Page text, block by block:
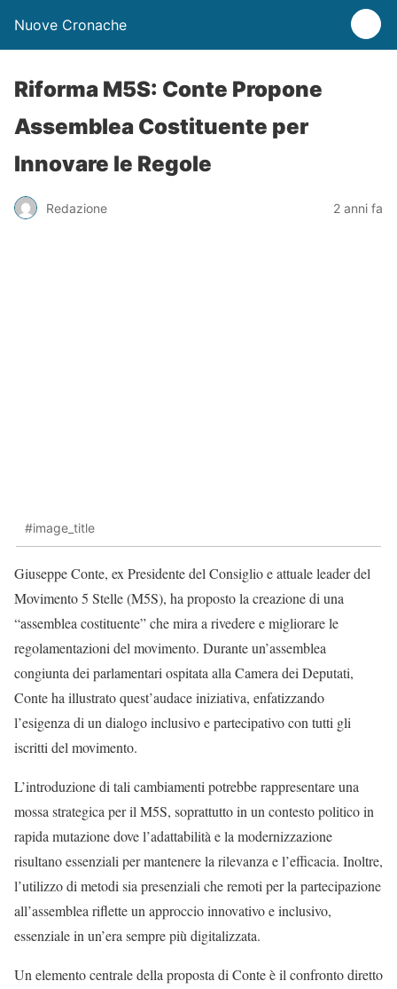
Nuove Cronache
Riforma M5S: Conte Propone
Assemblea Costituente per
Innovare le Regole
Redazione 2 anni fa
#image_title
Giuseppe Conte, ex Presidente del Consiglio e attuale leader del
Movimento 5 Stelle (M5S), ha proposto la creazione di una
“assemblea costituente” che mira a rivedere e migliorare le
regolamentazioni del movimento. Durante un’assemblea
congiunta dei parlamentari ospitata alla Camera dei Deputati,
Conte ha illustrato quest’audace iniziativa, enfatizzando
l’esigenza di un dialogo inclusivo e partecipativo con tutti gli
iscritti del movimento.
L’introduzione di tali cambiamenti potrebbe rappresentare una
mossa strategica per il M5S, soprattutto in un contesto politico in
rapida mutazione dove l’adattabilità e la modernizzazione
risultano essenziali per mantenere la rilevanza e l’efficacia. Inoltre,
l’utilizzo di metodi sia presenziali che remoti per la partecipazione
all’assemblea riflette un approccio innovativo e inclusivo,
essenziale in un’era sempre più digitalizzata.
Un elemento centrale della proposta di Conte è il confronto diretto